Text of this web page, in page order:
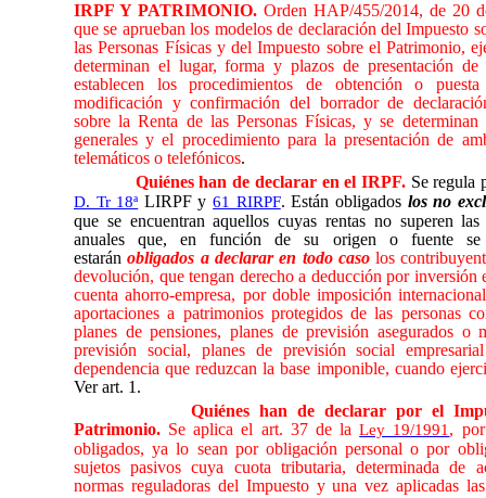
IRPF Y PATRIMONIO. Orden HAP/455/2014, de 20
que se aprueban los modelos de declaración del Impuesto
las Personas Físicas y del Impuesto sobre el Patrimonio,
determinan el lugar, forma y plazos de presentación de
establecen los procedimientos de obtención o
modificación y confirmación del borrador de
sobre la Renta de las Personas Físicas, y se determinan
generales y el procedimiento para la presentación de
telemáticos o telefónicos.
Quiénes han de declarar en el IRPF. Se regula
D. Tr 18ª LIRPF y61 RIRPF. Están obligados los no
que se encuentran aquellos cuyas rentas no superen las
anuales que, en función de su origen o fuente se
estaránobligados a declarar en todo casolos
devolución, que tengan derecho a deducción por inversión
cuenta ahorro-empresa, por doble imposición
aportaciones a patrimonios protegidos de las personas
planes de pensiones, planes de previsión asegurados o
previsión social, planes de previsión social
dependencia que reduzcan la base imponible, cuando
Ver art. 1.
Quiénes han de declarar por el
Patrimonio. Se aplica el art. 37 de laLey 19/1991,
obligados, ya lo sean por obligación personal o por
sujetos pasivos cuya cuota tributaria, determinada de
normas reguladoras del Impuesto y una vez aplicadas